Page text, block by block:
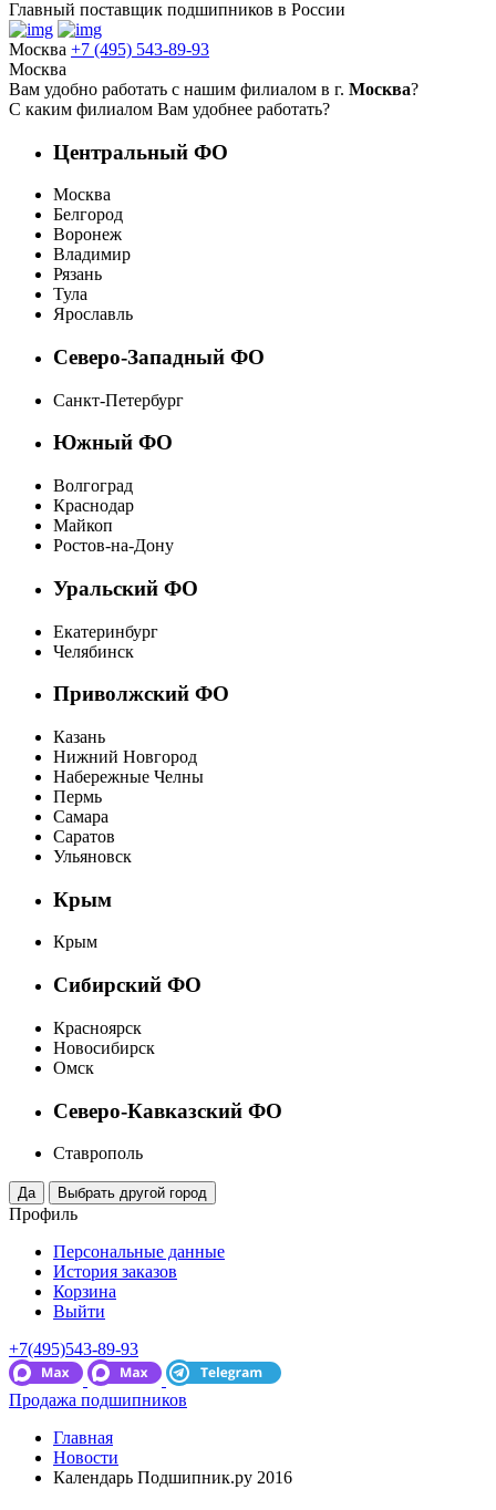
Главный поставщик подшипников в России
Москва +7 (495) 543-89-93
Москва
Вам удобно работать с нашим филиалом в г. Москва?
С каким филиалом Вам удобнее работать?
Центральный ФО
Москва
Белгород
Воронеж
Владимир
Рязань
Тула
Ярославль
Северо-Западный ФО
Санкт-Петербург
Южный ФО
Волгоград
Краснодар
Майкоп
Ростов-на-Дону
Уральский ФО
Екатеринбург
Челябинск
Приволжский ФО
Казань
Нижний Новгород
Набережные Челны
Пермь
Самара
Саратов
Ульяновск
Крым
Крым
Сибирский ФО
Красноярск
Новосибирск
Омск
Северо-Кавказский ФО
Ставрополь
Профиль
Персональные данные
История заказов
Корзина
Выйти
+7(495)543-89-93
Продажа подшипников
Главная
Новости
Календарь Подшипник.ру 2016